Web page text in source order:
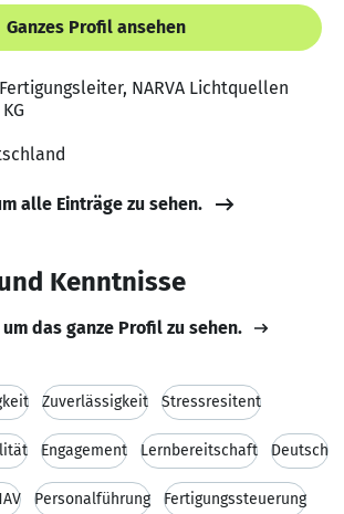
Ganzes Profil ansehen
NARVA Lichtquellen
alle Einträge zu sehen.
Kenntnisse
das ganze Profil zu sehen.
Zuverlässigkeit Stressresitent
Engagement Lernbereitschaft Deutsch
Personalführung Fertigungssteuerung